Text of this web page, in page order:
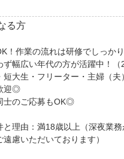
る方
！作業の流れは研修でしっかり
幅広い年代の方が活躍中！（
大生・フリーター・主婦（夫
迎◎
士のご応募もOK◎
と理由：満18歳以上（深夜業
慮いただいております）